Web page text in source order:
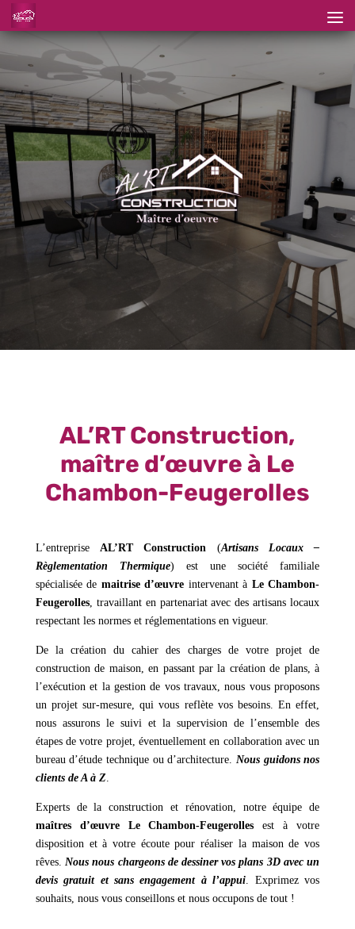
AL’RT Construction,
maître d’œuvre à Le
Chambon-Feugerolles
L’entreprise AL’RT Construction (Artisans Locaux –
Règlementation Thermique) est une société familiale
spécialisée de maitrise d’œuvre intervenant à Le Chambon-
Feugerolles, travaillant en partenariat avec des artisans locaux
respectant les normes et réglementations en vigueur.
De la création du cahier des charges de votre projet de
construction de maison, en passant par la création de plans, à
l’exécution et la gestion de vos travaux, nous vous proposons
un projet sur-mesure, qui vous reflète vos besoins. En effet,
nous assurons le suivi et la supervision de l’ensemble des
étapes de votre projet, éventuellement en collaboration avec un
bureau d’étude technique ou d’architecture. Nous guidons nos
clients de A à Z.
Experts de la construction et rénovation, notre équipe de
maîtres d’œuvre Le Chambon-Feugerolles est à votre
disposition et à votre écoute pour réaliser la maison de vos
rêves. Nous nous chargeons de dessiner vos plans 3D avec un
devis gratuit et sans engagement à l’appui . Exprimez vos
souhaits, nous vous conseillons et nous occupons de tout !